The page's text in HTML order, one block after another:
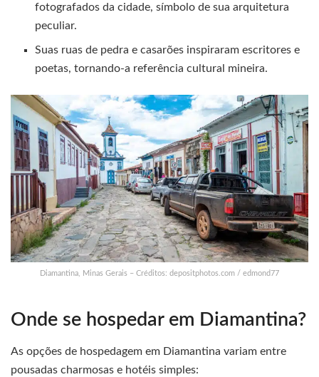
fotografados da cidade, símbolo de sua arquitetura
peculiar.
Suas ruas de pedra e casarões inspiraram escritores e
poetas, tornando-a referência cultural mineira.
Diamantina, Minas Gerais – Créditos: depositphotos.com / edmond77
Onde se hospedar em Diamantina?
As opções de hospedagem em Diamantina variam entre
pousadas charmosas e hotéis simples: